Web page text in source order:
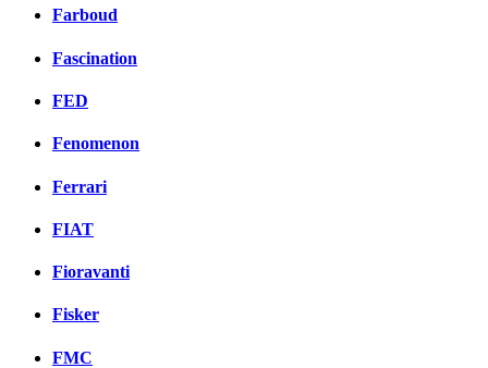
Farboud
Fascination
FED
Fenomenon
Ferrari
FIAT
Fioravanti
Fisker
FMC